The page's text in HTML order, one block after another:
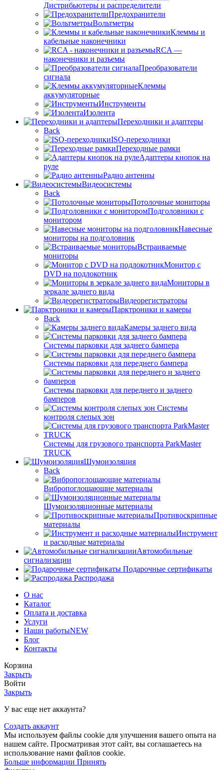
Дистрибьютеры и распределители
Предохранители
Вольтметры
Клеммы и
кабельные наконечники
RCA —
наконечники и разъемы
Преобразователи
сигнала
Клеммы
аккумуляторные
Инструменты
Изолента
Переходники и адаптеры
Back
ISO-переходники
Переходные рамки
Адаптеры кнопок на
руле
Радио антенны
Видеосистемы
Back
Потолочные мониторы
Подголовники с
монитором
Навесные
мониторы на подголовник
Встраиваемые
мониторы
Монитор с
DVD на подлокотник
Мониторы в
зеркале заднего вида
Видеорегистраторы
Парктроники и камеры
Back
Камеры заднего вида
Системы парковки для заднего бампера
Системы парковки для переднего бампера
Системы парковки для переднего и заднего
бамперов
Системы
контроля слепых зон
Системы для грузового транспорта ParkMaster
TRUCK
Шумоизоляция
Back
Вибропоглощающие материалы
Шумоизоляционные материалы
Противоскрипные
материалы
Инструмент
и расходные материалы
Автомобильные
сигнализации
Подарочные сертификаты
Распродажа
О нас
Каталог
Оплата и доставка
Услуги
Наши работыNEW
Блог
Контакты
Корзина
Закрыть
Войти
Закрыть
У вас еще нет аккаунта?
Создать аккаунт
Мы используем файлы cookie для улучшения вашего опыта на
нашем сайте. Просматривая этот сайт, вы соглашаетесь на
использование нами файлов cookie.
Больше информации Больше
Принять